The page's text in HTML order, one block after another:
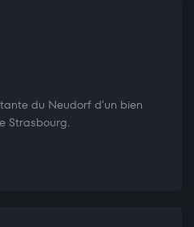
du Neudorf d'un bien
Strasbourg.